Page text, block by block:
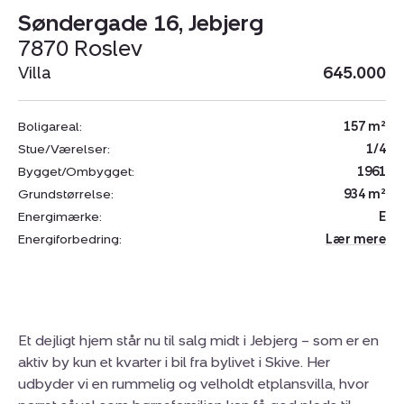
Søndergade 16, Jebjerg
7870 Roslev
Villa 645.000
Boligareal:
157 m²
Stue/Værelser:
1/4
Bygget/Ombygget:
1961
Grundstørrelse:
934 m²
Energimærke:
E
Energiforbedring:
Lær mere
Et dejligt hjem står nu til salg midt i Jebjerg – som er en
aktiv by kun et kvarter i bil fra bylivet i Skive. Her
udbyder vi en rummelig og velholdt etplansvilla, hvor